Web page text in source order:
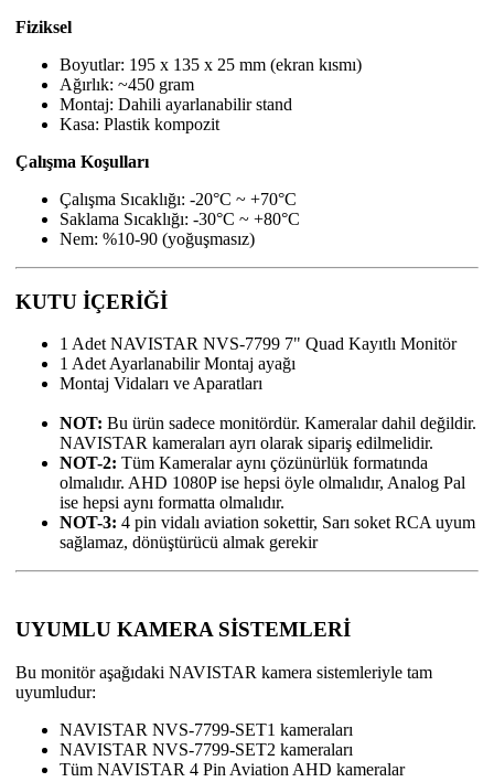
Fiziksel
Boyutlar: 195 x 135 x 25 mm (ekran kısmı)
Ağırlık: ~450 gram
Montaj: Dahili ayarlanabilir stand
Kasa: Plastik kompozit
Çalışma Koşulları
Çalışma Sıcaklığı: -20°C ~ +70°C
Saklama Sıcaklığı: -30°C ~ +80°C
Nem: %10-90 (yoğuşmasız)
KUTU İÇERİĞİ
1 Adet NAVISTAR NVS-7799 7" Quad Kayıtlı Monitör
1 Adet Ayarlanabilir Montaj ayağı
Montaj Vidaları ve Aparatları
NOT: Bu ürün sadece monitördür. Kameralar dahil değildir.
NAVISTAR kameraları ayrı olarak sipariş edilmelidir.
NOT-2: Tüm Kameralar aynı çözünürlük formatında
olmalıdır. AHD 1080P ise hepsi öyle olmalıdır, Analog Pal
ise hepsi aynı formatta olmalıdır.
NOT-3: 4 pin vidalı aviation sokettir, Sarı soket RCA uyum
sağlamaz, dönüştürücü almak gerekir
UYUMLU KAMERA SİSTEMLERİ
Bu monitör aşağıdaki NAVISTAR kamera sistemleriyle tam
uyumludur:
NAVISTAR NVS-7799-SET1 kameraları
NAVISTAR NVS-7799-SET2 kameraları
Tüm NAVISTAR 4 Pin Aviation AHD kameralar